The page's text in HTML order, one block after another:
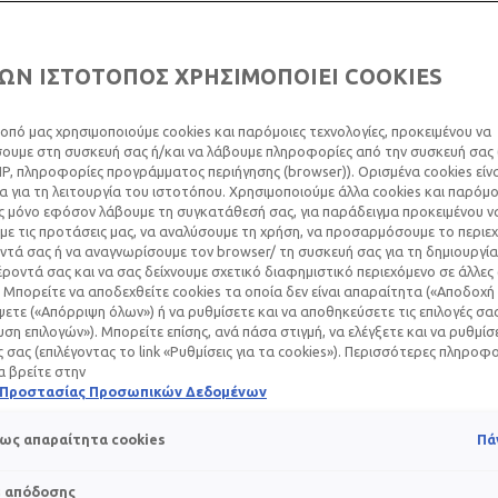
να βελτιώνει το δέρμα των ασθενών με καρκίνο, από
δράσεων που στόχο έχουν την ενημέρωση και
στο δέρμα.
σημαντικά τα τελευταία χρόνια. Χημειοθεραπεία,
ιατρικές εξελίξεις έχουν φέρει στο προσκήνιο νέες
για κάθε ασθενή. Όμως, κατά τη διάρκεια της
ανεπιθύμητες ενέργειες» που μπορεί ακόμα και να
ΙΣΤΟΤΟΠΟΣ ΧΡΗΣΙΜΟΠΟΙΕΙ COOKIES
μας χρησιμοποιούμε cookies και παρόμοιες τεχνολογίες, προκειμένου να
στη συσκευή σας ή/και να λάβουμε πληροφορίες από την συσκευή σας
πληροφορίες προγράμματος περιήγησης (browser)). Ορισμένα cookies
για τη λειτουργία του ιστοτόπου. Χρησιμοποιούμε άλλα cookies και
μόνο εφόσον λάβουμε τη συγκατάθεσή σας, για παράδειγμα προκειμένου
τις προτάσεις μας, να αναλύσουμε τη χρήση, να προσαρμόσουμε το
σας ή να αναγνωρίσουμε τον browser/ τη συσκευή σας για τη
σας και να σας δείχνουμε σχετικό διαφημιστικό περιεχόμενο σε άλλες
Μπορείτε να αποδεχθείτε cookies τα οποία δεν είναι απαραίτητα
(«Απόρριψη όλων») ή να ρυθμίσετε και να αποθηκεύσετε τις επιλογές
επιλογών»). Μπορείτε επίσης, ανά πάσα στιγμή, να ελέγξετε και να
σας (επιλέγοντας το link «Ρυθμίσεις για τα cookies»). Περισσότερες
βρείτε στην
Προστασίας Προσωπικών Δεδομένων
απαραίτητα cookies
απόδοσης